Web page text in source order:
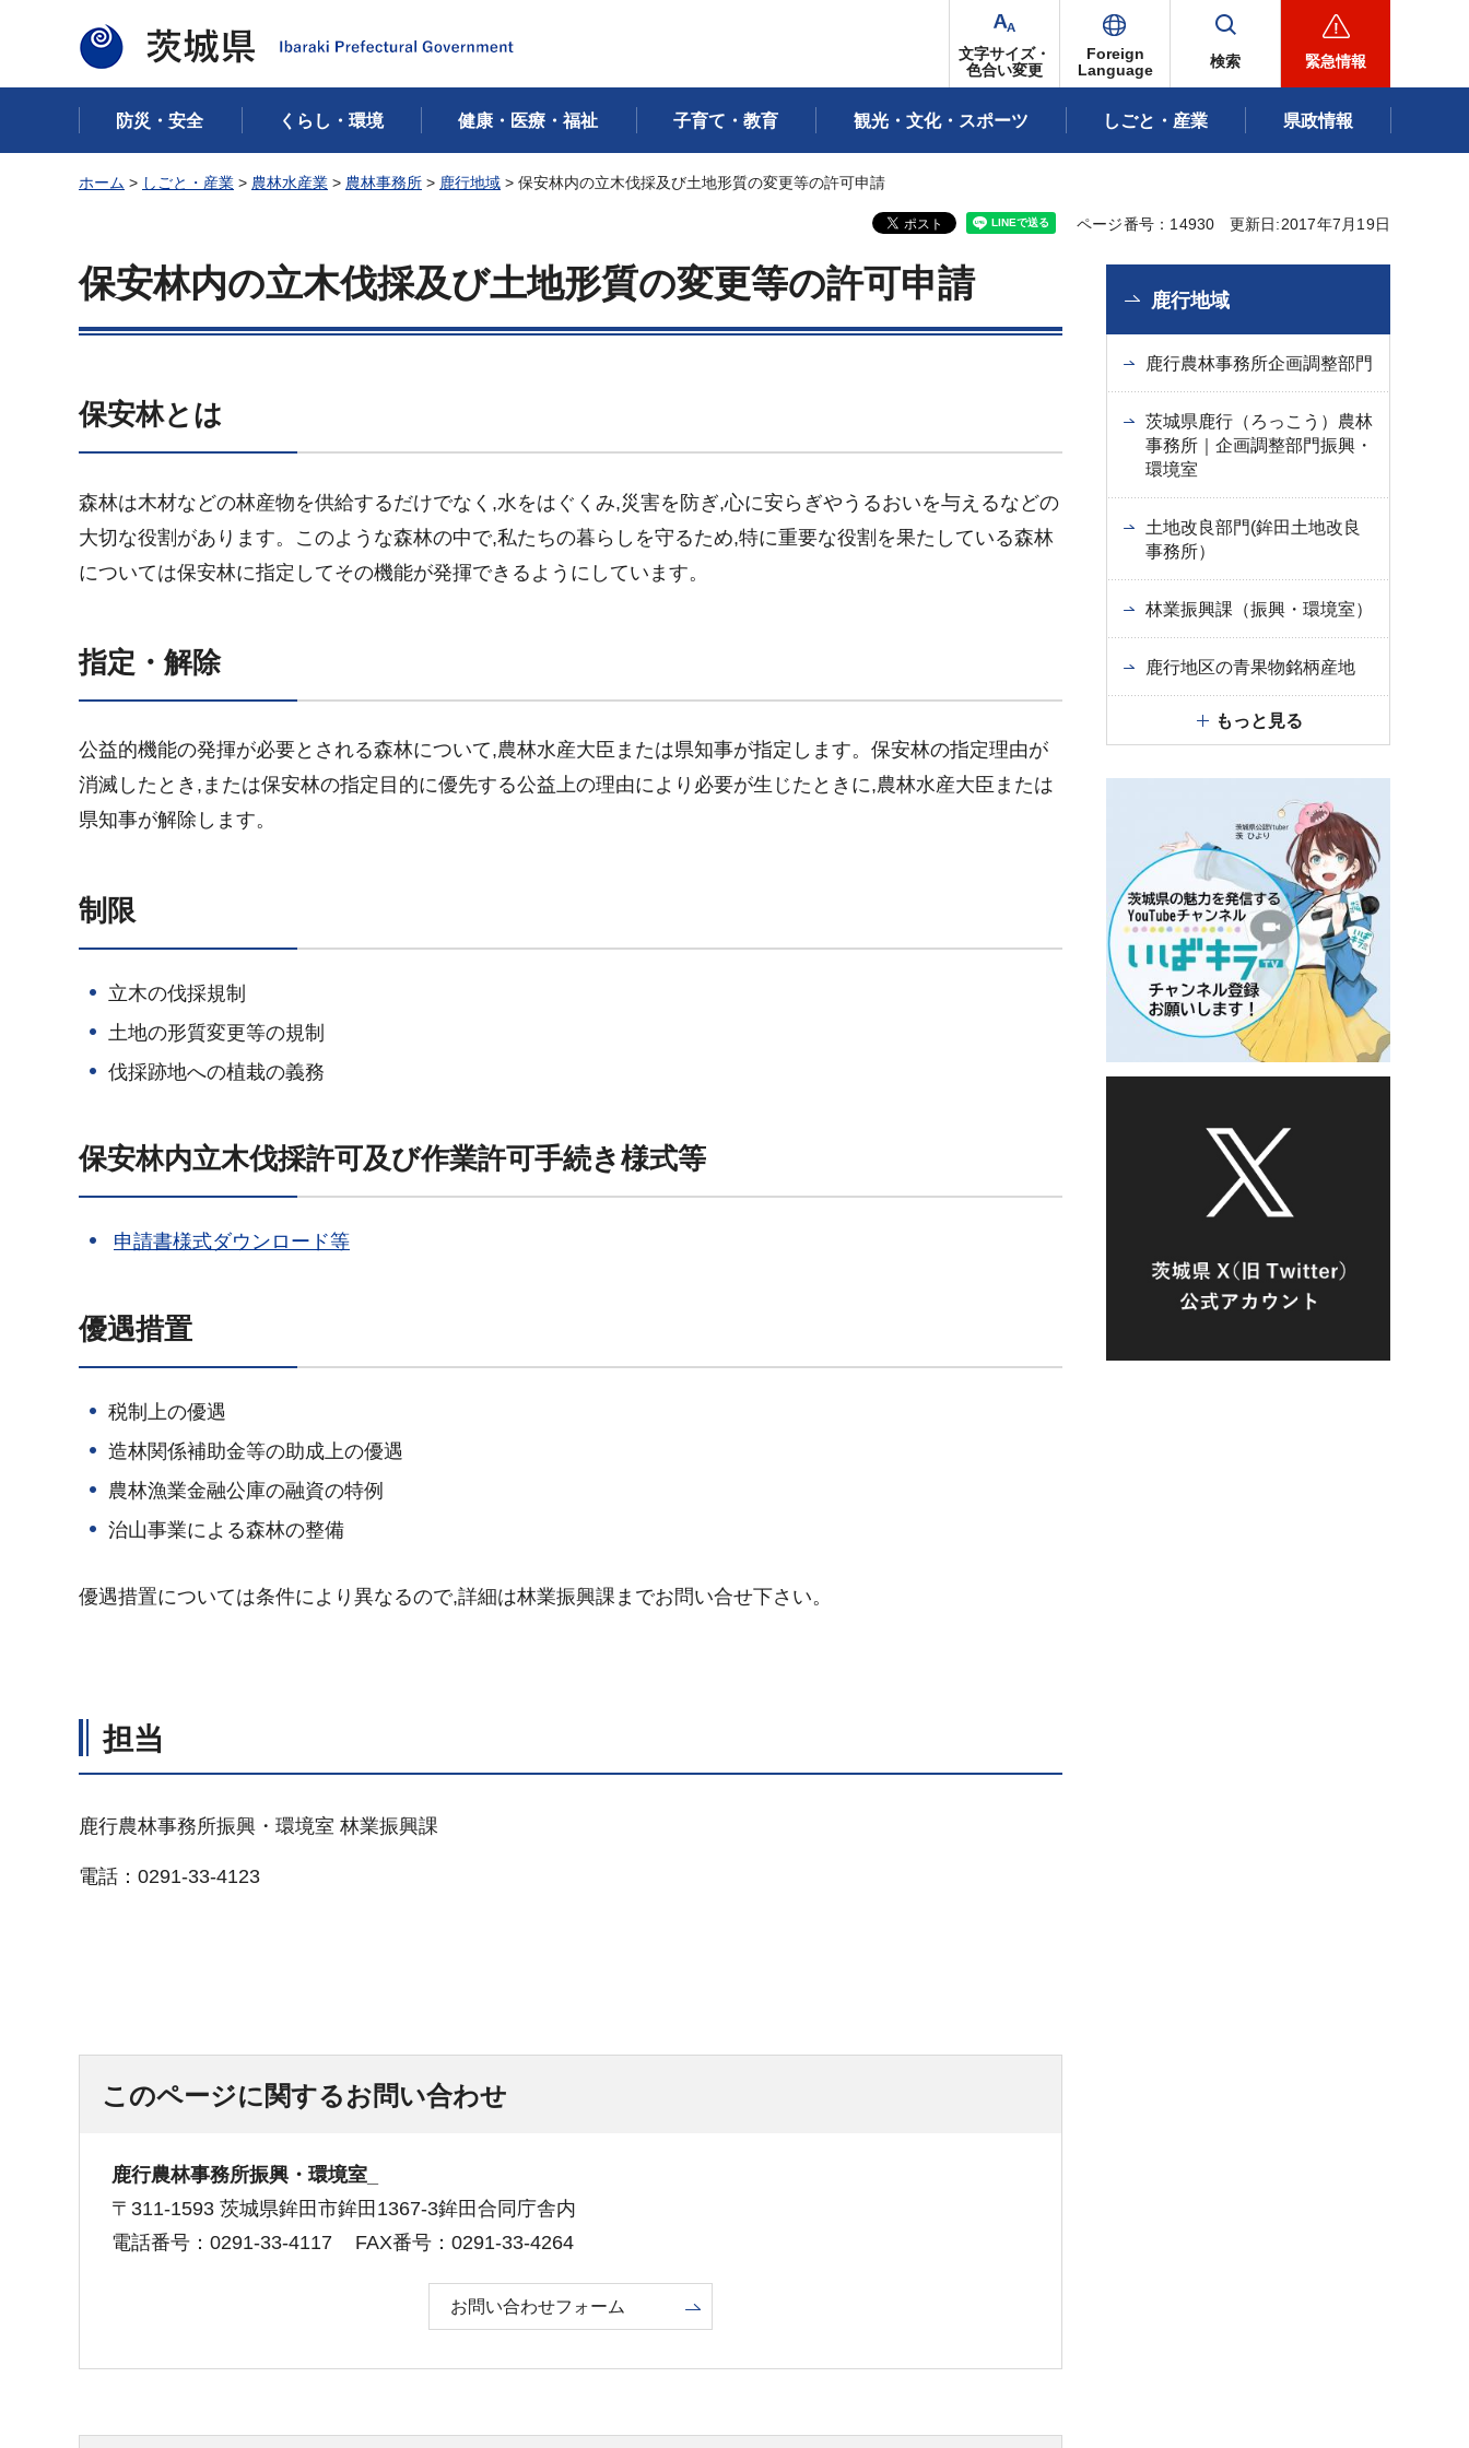
茨城県
文字サイズ・
色合い変更
Foreign
Language
検索 緊急情報
防災・安全 くらし・環境 健康・医療・福祉 子育て・教育 観光・文化・スポーツ しごと・産業 県政情報
ホーム > しごと・産業 > 農林水産業 > 農林事務所 > 鹿行地域 > 保安林内の立木伐採及び土地形質の変更等の許可申請
ページ番号：14930 更新日:2017年7月19日
保安林内の立木伐採及び土地形質の変更等の許可申請
保安林とは
森林は木材などの林産物を供給するだけでなく,水をはぐくみ,災害を防ぎ,心に安らぎやうるおいを与えるなどの
大切な役割があります。このような森林の中で,私たちの暮らしを守るため,特に重要な役割を果たしている森林
については保安林に指定してその機能が発揮できるようにしています。
指定・解除
公益的機能の発揮が必要とされる森林について,農林水産大臣または県知事が指定します。保安林の指定理由が
消滅したとき,または保安林の指定目的に優先する公益上の理由により必要が生じたときに,農林水産大臣または
県知事が解除します。
制限
立木の伐採規制
土地の形質変更等の規制
伐採跡地への植栽の義務
保安林内立木伐採許可及び作業許可手続き様式等
申請書様式ダウンロード等
優遇措置
税制上の優遇
造林関係補助金等の助成上の優遇
農林漁業金融公庫の融資の特例
治山事業による森林の整備
優遇措置については条件により異なるので,詳細は林業振興課までお問い合せ下さい。
担当
鹿行農林事務所振興・環境室 林業振興課
電話：0291-33-4123
このページに関するお問い合わせ
鹿行農林事務所振興・環境室_
〒311-1593 茨城県鉾田市鉾田1367-3鉾田合同庁舎内
電話番号：0291-33-4117
FAX番号：0291-33-4264
お問い合わせフォーム
鹿行地域
鹿行農林事務所企画調整部門
茨城県鹿行（ろっこう）農林
事務所｜企画調整部門振興・
環境室
土地改良部門(鉾田土地改良
事務所）
林業振興課（振興・環境室）
鹿行地区の青果物銘柄産地
もっと見る